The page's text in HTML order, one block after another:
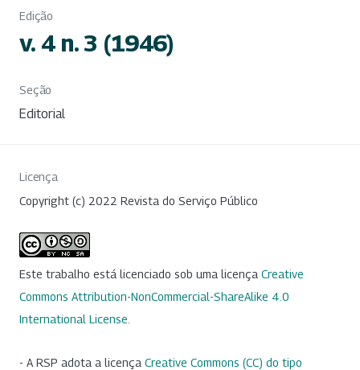
Edição
v. 4 n. 3 (1946)
Seção
Editorial
Licença
Copyright (c) 2022 Revista do Serviço Público
Este trabalho está licenciado sob uma licença Creative
Commons Attribution-NonCommercial-ShareAlike 4.0
International License
- A RSP adota a licença Creative Commons (CC) do tipo